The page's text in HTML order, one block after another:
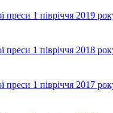
1 півріччя 2019
1 півріччя 2018
1 півріччя 2017